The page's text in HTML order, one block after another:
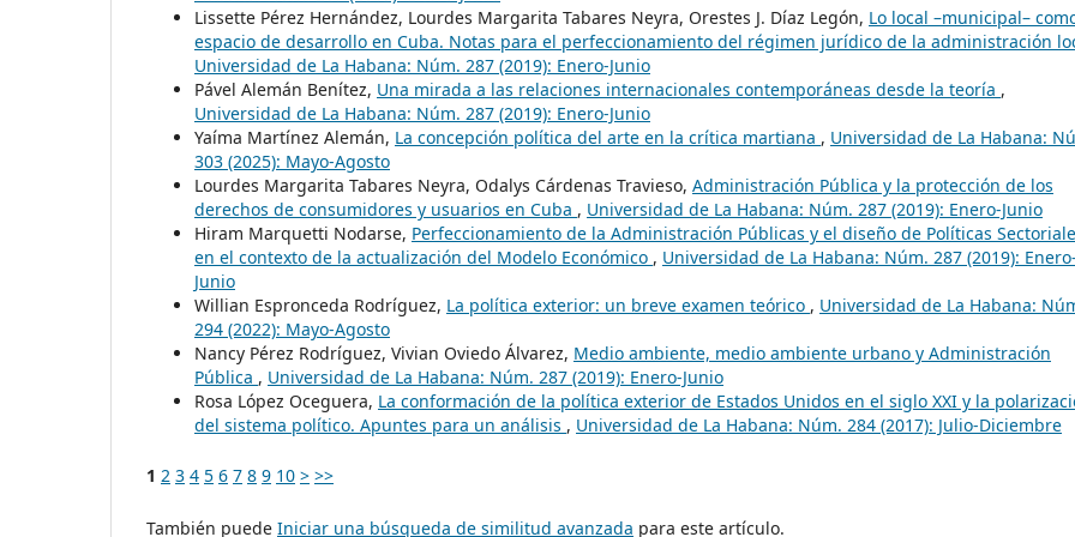
Lissette Pérez Hernández, Lourdes Margarita Tabares Neyra, Orestes J. Díaz Legón, Lo local –municipal–
espacio de desarrollo en Cuba. Notas para el perfeccionamiento del régimen jurídico de la administración
Universidad de La Habana: Núm. 287 (2019): Enero-Junio
Pável Alemán Benítez, Una mirada a las relaciones internacionales contemporáneas desde la teoría ,
Universidad de La Habana: Núm. 287 (2019): Enero-Junio
Yaíma Martínez Alemán, La concepción política del arte en la crítica martiana , Universidad de La Habana:
303 (2025): Mayo-Agosto
Lourdes Margarita Tabares Neyra, Odalys Cárdenas Travieso, Administración Pública y la protección de los
derechos de consumidores y usuarios en Cuba , Universidad de La Habana: Núm. 287 (2019): Enero-Junio
Hiram Marquetti Nodarse, Perfeccionamiento de la Administración Públicas y el diseño de Políticas
en el contexto de la actualización del Modelo Económico , Universidad de La Habana: Núm. 287 (2019): Enero-
Junio
Willian Espronceda Rodríguez, La política exterior: un breve examen teórico , Universidad de La Habana:
294 (2022): Mayo-Agosto
Nancy Pérez Rodríguez, Vivian Oviedo Álvarez, Medio ambiente, medio ambiente urbano y Administración
Pública , Universidad de La Habana: Núm. 287 (2019): Enero-Junio
Rosa López Oceguera, La conformación de la política exterior de Estados Unidos en el siglo XXI y la
del sistema político. Apuntes para un análisis , Universidad de La Habana: Núm. 284 (2017): Julio-Diciembre
1 2 3 4 5 6 7 8 9 10 > >>
También puede Iniciar una búsqueda de similitud avanzada para este artículo.